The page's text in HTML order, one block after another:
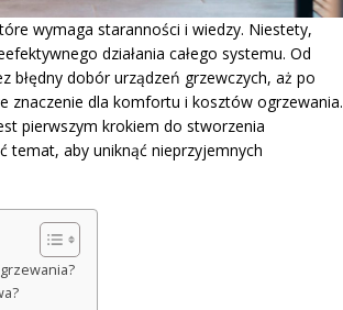
wymaga staranności i wiedzy. Niestety,
działania całego systemu. Od
błędny dobór urządzeń grzewczych, aż po
znaczenie dla komfortu i kosztów ogrzewania.
pierwszym krokiem do stworzenia
temat, aby uniknąć nieprzyjemnych